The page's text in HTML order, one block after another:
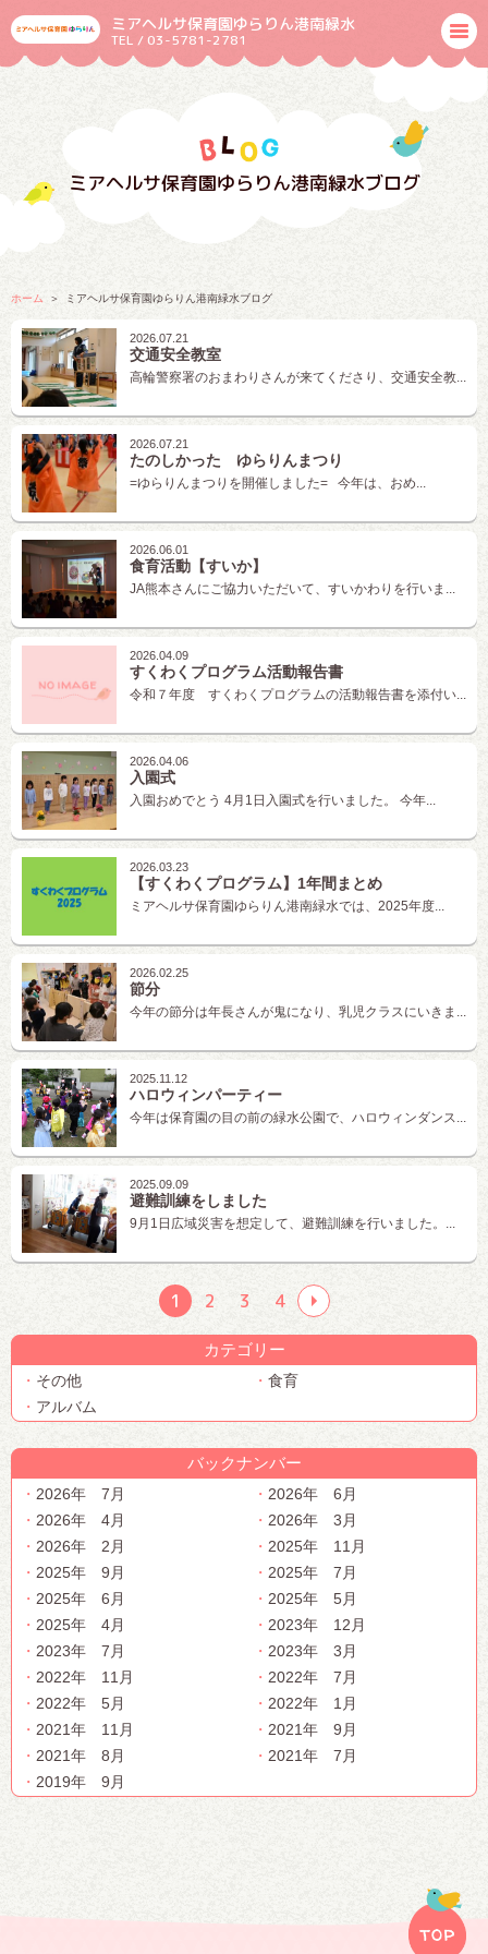
ミアヘルサ保育園ゆらりん港南緑水
TEL / 03-5781-2781
ミアヘルサ保育園ゆらりん港南緑水ブログ
ホーム ミアヘルサ保育園ゆらりん港南緑水ブログ
2026.07.21
交通安全教室
高輪警察署のおまわりさんが来てくださり、交通安全教...
2026.07.21
たのしかった ゆらりんまつり
=ゆらりんまつりを開催しました= 今年は、おめ...
2026.06.01
食育活動【すいか】
JA熊本さんにご協力いただいて、すいかわりを行いま...
2026.04.09
すくわくプログラム活動報告書
令和７年度 すくわくプログラムの活動報告書を添付い...
2026.04.06
入園式
入園おめでとう 4月1日入園式を行いました。 今年...
2026.03.23
【すくわくプログラム】1年間まとめ
ミアヘルサ保育園ゆらりん港南緑水では、2025年度...
2026.02.25
節分
今年の節分は年長さんが鬼になり、乳児クラスにいきま...
2025.11.12
ハロウィンパーティー
今年は保育園の目の前の緑水公園で、ハロウィンダンス...
2025.09.09
避難訓練をしました
9月1日広域災害を想定して、避難訓練を行いました。...
1 2 3 4
カテゴリー
その他
食育
アルバム
バックナンバー
2026年 7月
2026年 6月
2026年 4月
2026年 3月
2026年 2月
2025年 11月
2025年 9月
2025年 7月
2025年 6月
2025年 5月
2025年 4月
2023年 12月
2023年 7月
2023年 3月
2022年 11月
2022年 7月
2022年 5月
2022年 1月
2021年 11月
2021年 9月
2021年 8月
2021年 7月
2019年 9月